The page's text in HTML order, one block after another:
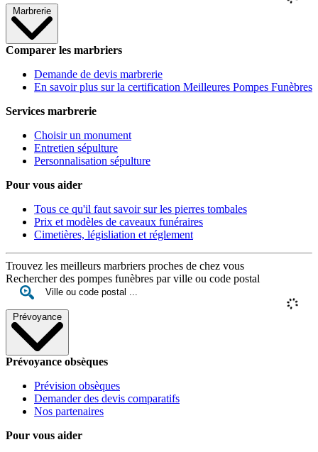
Marbrerie
Comparer les marbriers
Demande de devis marbrerie
En savoir plus sur la certification Meilleures Pompes Funèbres
Services marbrerie
Choisir un monument
Entretien sépulture
Personnalisation sépulture
Pour vous aider
Tous ce qu'il faut savoir sur les pierres tombales
Prix et modèles de caveaux funéraires
Cimetières, législiation et réglement
Trouvez les meilleurs marbriers proches de chez vous
Rechercher des pompes funèbres par ville ou code postal
Prévoyance
Prévoyance obsèques
Prévision obsèques
Demander des devis comparatifs
Nos partenaires
Pour vous aider